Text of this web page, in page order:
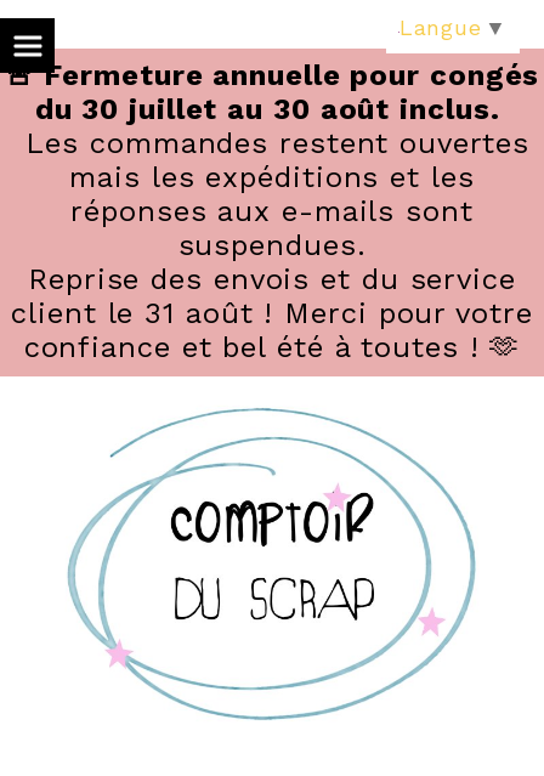
🚨 Fermeture annuelle pour congés
du 30 juillet au 30 août inclus.
Les commandes restent ouvertes
mais les expéditions et les
réponses aux e-mails sont
suspendues.
Reprise des envois et du service
client le 31 août ! Merci pour votre
confiance et bel été à toutes ! 🫶
Langue ▼